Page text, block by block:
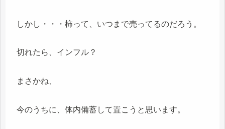
しかし・・・柿って、いつまで売ってるのだろう。
切れたら、インフル？
まさかね、
今のうちに、体内備蓄して置こうと思います。